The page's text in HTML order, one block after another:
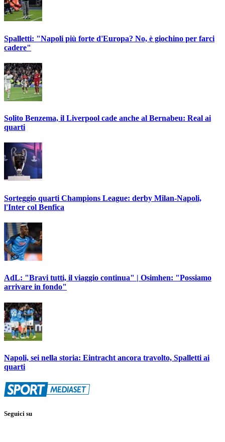
Spalletti: "Napoli più forte d'Europa? No, è giochino per farci
cadere"
Solito Benzema, il Liverpool cade anche al Bernabeu: Real ai
quarti
Sorteggio quarti Champions League: derby Milan-Napoli,
l'Inter col Benfica
AdL: "Bravi tutti, il viaggio continua" | Osimhen: "Possiamo
arrivare in fondo"
Napoli, sei nella storia: Eintracht ancora travolto, Spalletti ai
quarti
Seguici su